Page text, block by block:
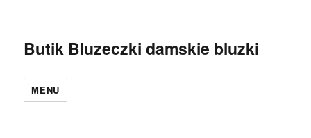
Butik Bluzeczki damskie bluzki
MENU